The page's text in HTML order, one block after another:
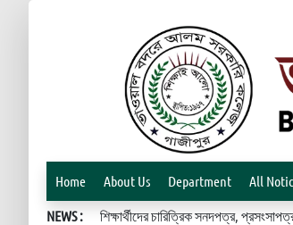
Home About Us Department All
NEWS : শিক্ষার্থীদের চারিত্রিক সনদপত্র,